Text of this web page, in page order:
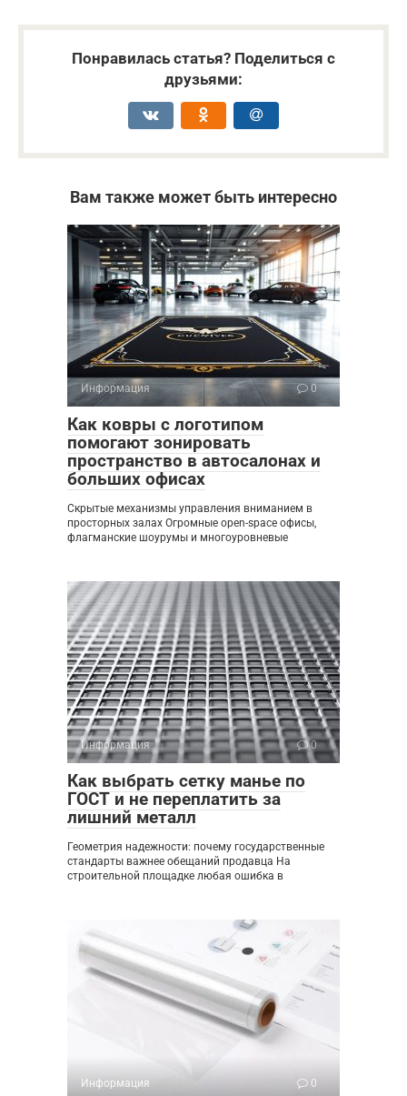
Понравилась статья? Поделиться с
друзьями:
Вам также может быть интересно
Информация 0
Как ковры с логотипом
помогают зонировать
пространство в автосалонах и
больших офисах
Скрытые механизмы управления вниманием в
просторных залах Огромные open-space офисы,
флагманские шоурумы и многоуровневые
Информация 0
Как выбрать сетку манье по
ГОСТ и не переплатить за
лишний металл
Геометрия надежности: почему государственные
стандарты важнее обещаний продавца На
строительной площадке любая ошибка в
Информация 0